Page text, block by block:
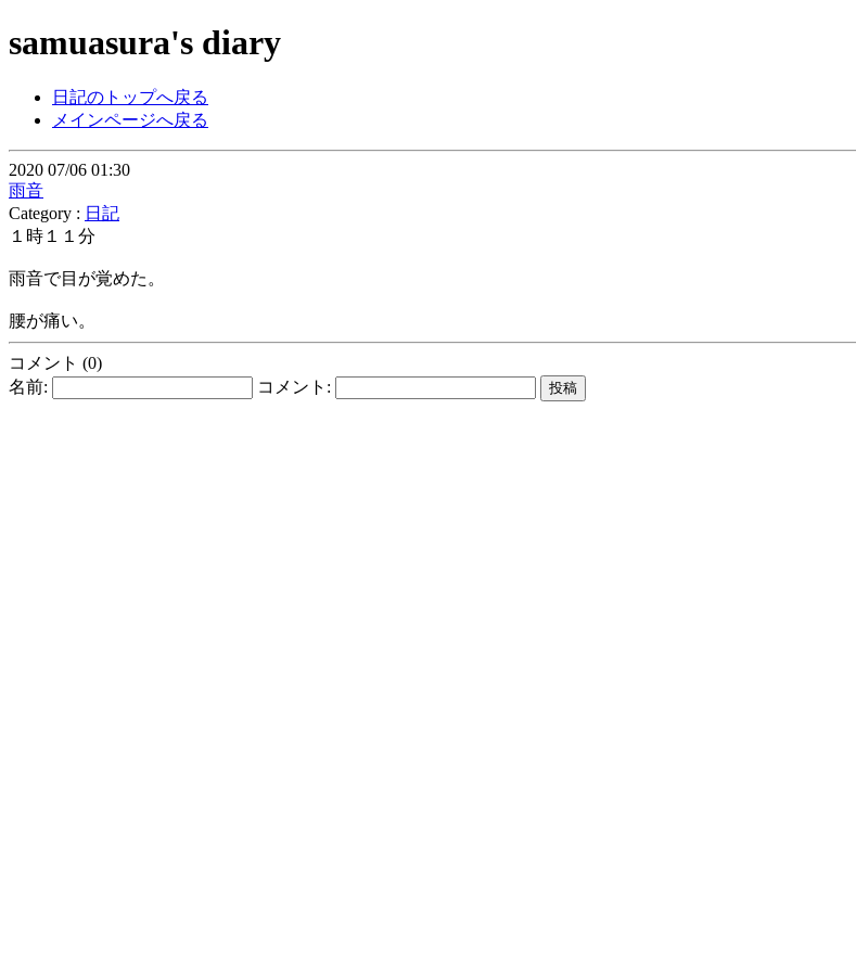
samuasura's diary
日記のトップへ戻る
メインページへ戻る
2020 07/06 01:30
雨音
Category : 日記
１時１１分
雨音で目が覚めた。
腰が痛い。
コメント (0)
名前:
コメント: